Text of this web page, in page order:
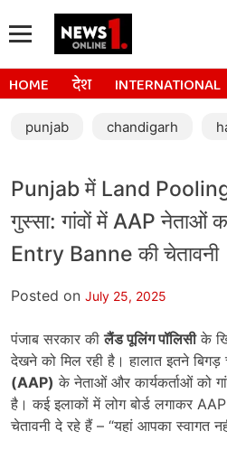
HOME देश INTERNATIONAL
punjab chandigarh
Punjab में Land
गुस्सा: गांवों में AAP नेताओं
Entry Banne की चेतावनी
Posted on July 25, 2025
पंजाब सरकार कीलैंड पूलिंग पॉलिसीके
देखने को मिल रही है। हालात इतने
(AAP) के नेताओं और कार्यकर्ताओं को
है। कई इलाकों में लोग बोर्ड लगाकर
चेतावनी दे रहे हैं – “यहां आपका स्वागत